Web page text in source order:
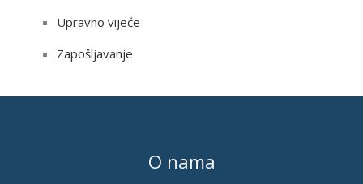
Upravno vijeće
Zapošljavanje
O nama